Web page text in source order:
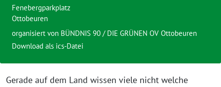
Gerade auf dem Land wissen viele nicht welche
Fenebergparkplatz
Ottobeuren
organisiert von BÜNDNIS 90 / DIE GRÜNEN OV Ottobeuren
Download als ics-Datei